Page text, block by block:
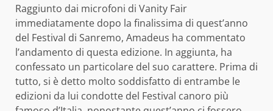
Raggiunto dai microfoni di Vanity Fair
immediatamente dopo la finalissima di quest’anno
del Festival di Sanremo, Amadeus ha commentato
l’andamento di questa edizione. In aggiunta, ha
confessato un particolare del suo carattere. Prima di
tutto, si è detto molto soddisfatto di entrambe le
edizioni da lui condotte del Festival canoro più